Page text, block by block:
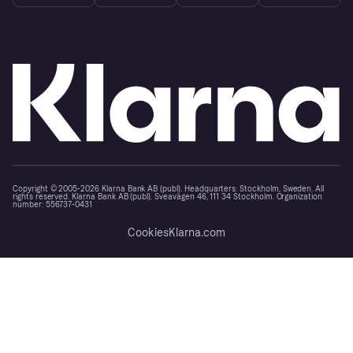
Copyright © 2005-2026 Klarna Bank AB (publ). Headquarters: Stockholm, Sweden. All
rights reserved. Klarna Bank AB (publ). Sveavägen 46, 111 34 Stockholm. Organization
number: 556737-0431
CookiesKlarna.com